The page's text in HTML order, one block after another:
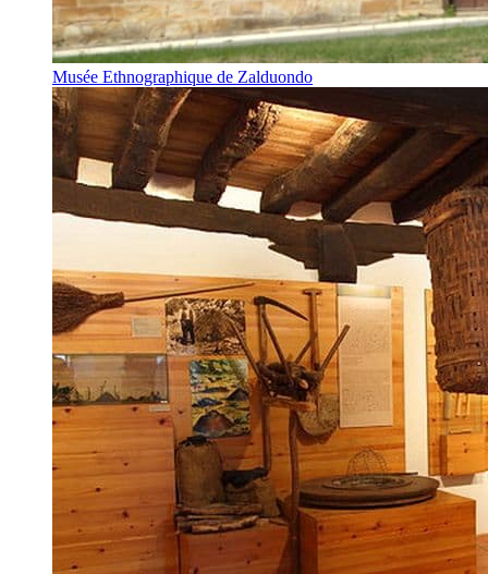
Musée Ethnographique de Zalduondo